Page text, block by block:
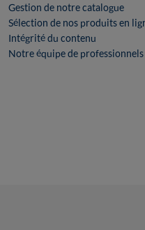
Gestion de notre catalogue
Sélection de nos produits en
Intégrité du contenu
Notre équipe de professionnels